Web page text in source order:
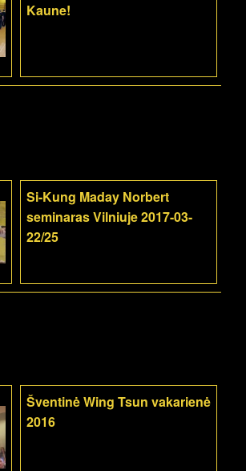
Kaune!
Si-Kung Maday Norbert
seminaras Vilniuje 2017-03-
22/25
Šventinė Wing Tsun vakarienė
2016